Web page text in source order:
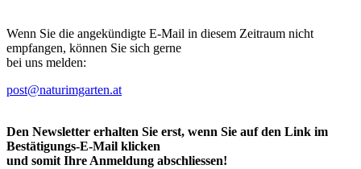
Wenn Sie die angekündigte E-Mail in diesem Zeitraum nicht
empfangen, können Sie sich gerne
bei uns melden:
post@naturimgarten.at
Den Newsletter erhalten Sie erst, wenn Sie auf den Link im
Bestätigungs-E-Mail klicken
und somit Ihre Anmeldung abschliessen!